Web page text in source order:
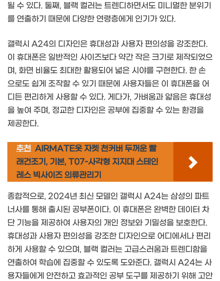
될 수 있다. 둘째, 블랙 컬러는 트렌디하면서도 미니멀한 분위기
를 연출하기 때문에 다양한 연령층에게 인기가 있다.
갤럭시 A24의 디자인은 휴대성과 사용자 편의성을 강조한다.
이 휴대폰은 일반적인 사이즈보다 약간 작은 크기로 제작되었으
며, 화면 비율도 최대한 활용되어 넓은 시야를 구현한다. 한 손
으로도 쉽게 조작할 수 있기 때문에 사용자들은 이 휴대폰을 어
디든 편리하게 사용할 수 있다. 게다가, 가벼움과 얇음은 휴대성
을 높여 주며, 정교한 디자인은 공부에 집중할 수 있는 환경을
제공한다.
추천 AIRMATE옷 자켓 천커버 두꺼운 빨
래건조기, 기본, T07-사각형 지지대 스테인
레스 빅사이즈 의류관리기
종합적으로, 2024년 최신 모델인 갤럭시 A24는 삼성의 파트
너사를 통해 출시된 공부폰이다. 이 휴대폰은 완벽한 데이터 차
단 기능을 제공하여 사용자의 개인 정보와 기밀성을 보호한다.
휴대성과 사용자 편의성을 강조한 디자인으로 어디에서나 편리
하게 사용할 수 있으며, 블랙 컬러는 고급스러움과 트렌디함을
연출하여 학습에 집중할 수 있도록 도와준다. 갤럭시 A24는 사
용자들에게 안전하고 효과적인 공부 도구를 제공하기 위해 고안